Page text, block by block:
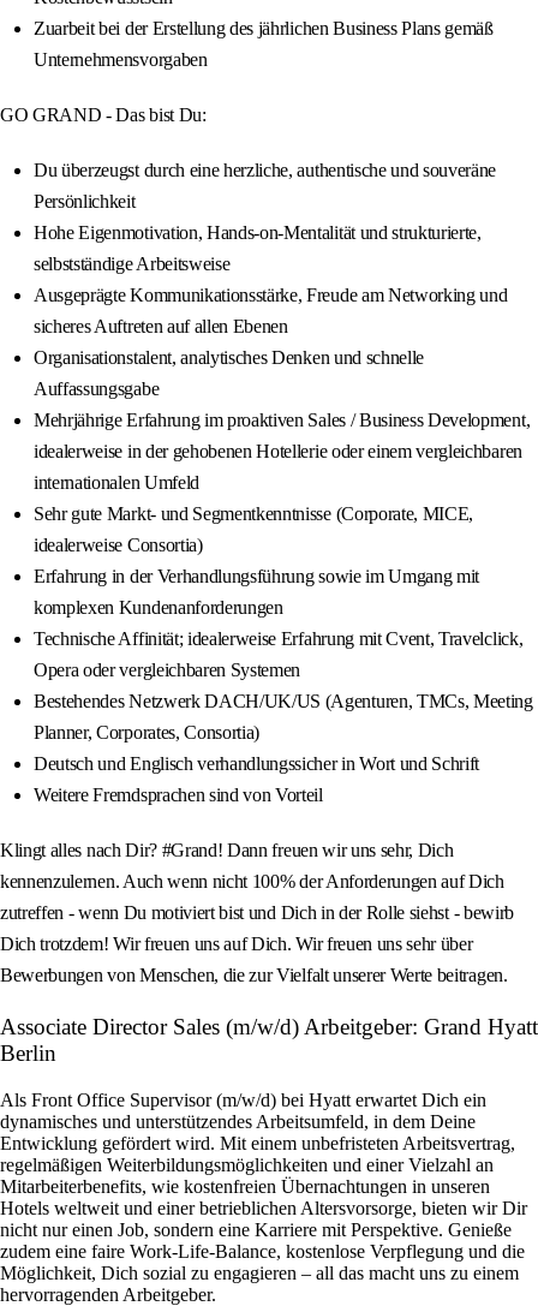
Zuarbeit bei der Erstellung des jährlichen Business Plans gemäß
Unternehmensvorgaben
GO GRAND - Das bist Du:
Du überzeugst durch eine herzliche, authentische und souveräne
Persönlichkeit
Hohe Eigenmotivation, Hands‑on‑Mentalität und strukturierte,
selbstständige Arbeitsweise
Ausgeprägte Kommunikationsstärke, Freude am Networking und
sicheres Auftreten auf allen Ebenen
Organisationstalent, analytisches Denken und schnelle
Auffassungsgabe
Mehrjährige Erfahrung im proaktiven Sales / Business Development,
idealerweise in der gehobenen Hotellerie oder einem vergleichbaren
internationalen Umfeld
Sehr gute Markt- und Segmentkenntnisse (Corporate, MICE,
idealerweise Consortia)
Erfahrung in der Verhandlungsführung sowie im Umgang mit
komplexen Kundenanforderungen
Technische Affinität; idealerweise Erfahrung mit Cvent, Travelclick,
Opera oder vergleichbaren Systemen
Bestehendes Netzwerk DACH/UK/US (Agenturen, TMCs, Meeting
Planner, Corporates, Consortia)
Deutsch und Englisch verhandlungssicher in Wort und Schrift
Weitere Fremdsprachen sind von Vorteil
Klingt alles nach Dir? #Grand! Dann freuen wir uns sehr, Dich
kennenzulernen. Auch wenn nicht 100% der Anforderungen auf Dich
zutreffen - wenn Du motiviert bist und Dich in der Rolle siehst - bewirb
Dich trotzdem! Wir freuen uns auf Dich. Wir freuen uns sehr über
Bewerbungen von Menschen, die zur Vielfalt unserer Werte beitragen.
Associate Director Sales (m/w/d) Arbeitgeber: Grand Hyatt
Berlin
Als Front Office Supervisor (m/w/d) bei Hyatt erwartet Dich ein
dynamisches und unterstützendes Arbeitsumfeld, in dem Deine
Entwicklung gefördert wird. Mit einem unbefristeten Arbeitsvertrag,
regelmäßigen Weiterbildungsmöglichkeiten und einer Vielzahl an
Mitarbeiterbenefits, wie kostenfreien Übernachtungen in unseren
Hotels weltweit und einer betrieblichen Altersvorsorge, bieten wir Dir
nicht nur einen Job, sondern eine Karriere mit Perspektive. Genieße
zudem eine faire Work-Life-Balance, kostenlose Verpflegung und die
Möglichkeit, Dich sozial zu engagieren – all das macht uns zu einem
hervorragenden Arbeitgeber.